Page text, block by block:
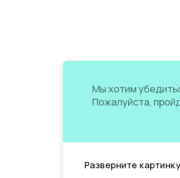
Мы хотим
Пожалуйста,
Разверните